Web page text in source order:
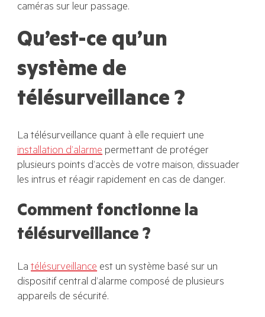
caméras sur leur passage.
Qu’est-ce qu’un
système de
télésurveillance ?
La télésurveillance quant à elle requiert une
installation d’alarme permettant de protéger
plusieurs points d’accès de votre maison, dissuader
les intrus et réagir rapidement en cas de danger.
Comment fonctionne la
télésurveillance ?
Latélésurveillance est un système basé sur un
dispositif central d’alarme composé de plusieurs
appareils de sécurité.